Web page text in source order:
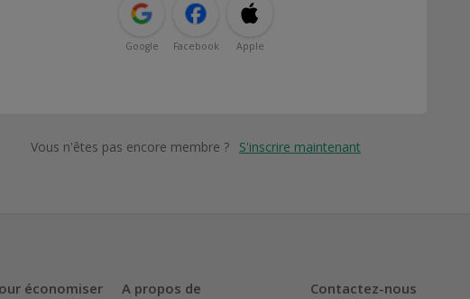
Google Facebook Apple
Vous n'êtes pas encore membre ? S'inscrire maintenant
économiser A propos de Contactez-nous